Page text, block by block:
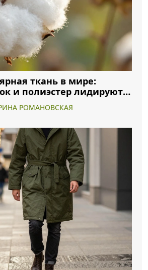
ткань в мире:
и полиэстер лидируют в
РОМАНОВСКАЯ